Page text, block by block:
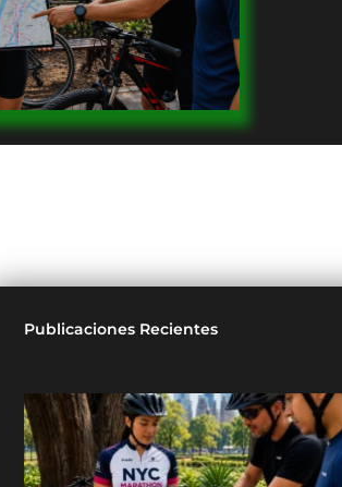
Publicaciones Recientes